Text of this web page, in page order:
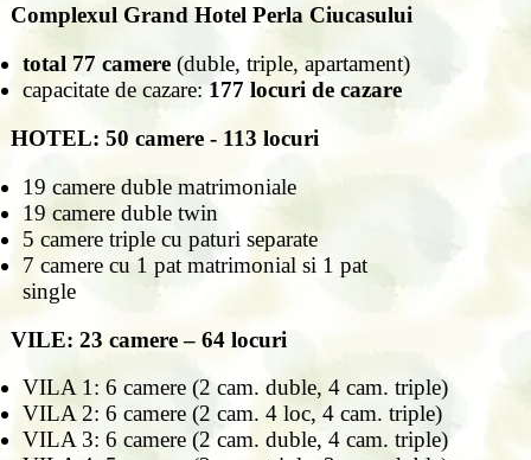
Complexul Grand Hotel Perla Ciucasului
total 77 camere (duble, triple, apartament)
capacitate de cazare: 177 locuri de cazare
HOTEL: 50 camere - 113 locuri
19 camere duble matrimoniale
19 camere duble twin
5 camere triple cu paturi separate
7 camere cu 1 pat matrimonial si 1 pat
single
VILE: 23 camere – 64 locuri
VILA 1: 6 camere (2 cam. duble, 4 cam. triple)
VILA 2: 6 camere (2 cam. 4 loc, 4 cam. triple)
VILA 3: 6 camere (2 cam. duble, 4 cam. triple)